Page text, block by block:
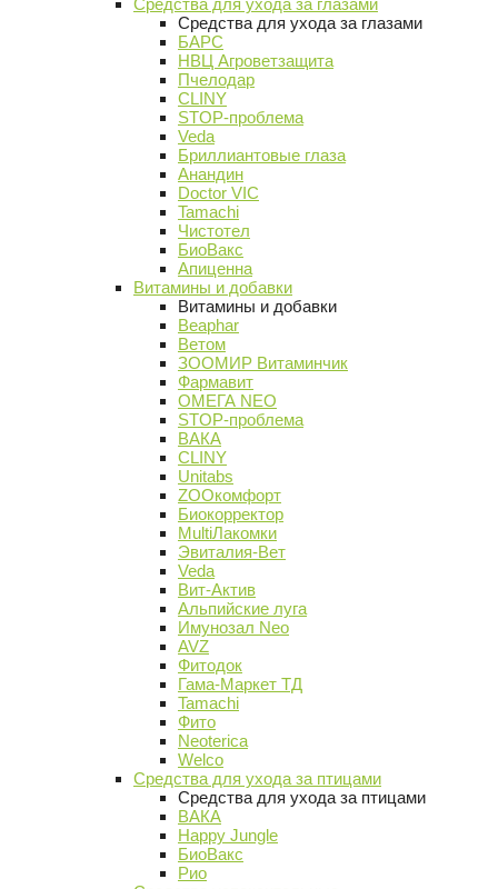
Средства для ухода за глазами
Средства для ухода за глазами
БАРС
НВЦ Агроветзащита
Пчелодар
CLINY
STOP-проблема
Veda
Бриллиантовые глаза
Анандин
Doctor VIC
Tamachi
Чистотел
БиоВакс
Апиценна
Витамины и добавки
Витамины и добавки
Beaphar
Ветом
ЗООМИР Витаминчик
Фармавит
ОМЕГА NEO
STOP-проблема
ВАКА
CLINY
Unitabs
ZOOкомфорт
Биокорректор
MultiЛакомки
Эвиталия-Вет
Veda
Вит-Актив
Альпийские луга
Имунозал Neo
AVZ
Фитодок
Гама-Маркет ТД
Tamachi
Фито
Neoterica
Welco
Средства для ухода за птицами
Средства для ухода за птицами
ВАКА
Happy Jungle
БиоВакс
Рио